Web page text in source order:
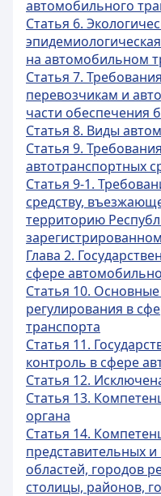
автомобильного
Статья 6.
на автомобильном
Статья 7.
перевозчикам и
части обеспечения
Статья 8. Виды
Статья 9.
автотранспортных
Статья 9-1.
средству,
территорию
Глава 2.
сфере
Статья 10.
регулирования в
транспорта
Статья 11.
контроль в сфере
Статья 12.
Статья 13.
органа
Статья 14.
представительных
областей, городов
столицы, районов,